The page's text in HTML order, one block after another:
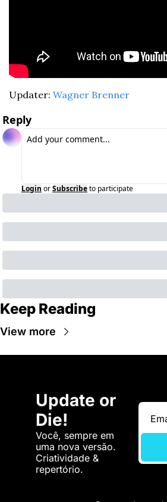
Updater: Wagner Brenner
Reply
Login orSubscribeto participate
Keep Reading
View more
Update or
Die!
Você, sempre em
uma nova versão.
Criatividade &
repertório.